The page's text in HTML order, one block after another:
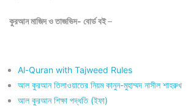
কুরআন মাজিদ ও তাজভিদ- বোর্ড বই–
Al-Quran with Tajweed Rules
আল কুরআন তিলাওয়াতের নিয়ম কানুন-মুহাম্মদ নাসীল শাহরুখ
আল কুরআন শিক্ষা পদ্ধতি (ইফা)